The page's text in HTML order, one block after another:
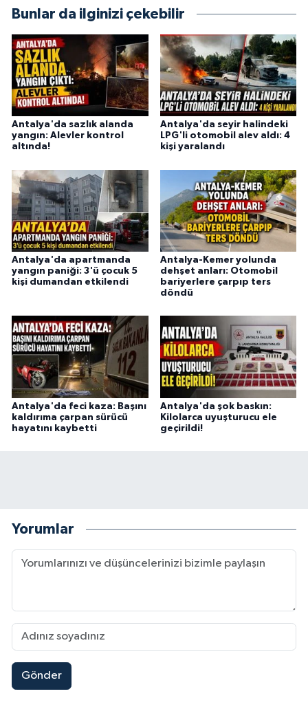
Bunlar da ilginizi çekebilir
Antalya'da sazlık alanda
yangın: Alevler kontrol
altında!
Antalya'da seyir halindeki
LPG'li otomobil alev aldı: 4
kişi yaralandı
Antalya'da apartmanda
yangın paniği: 3'ü çocuk 5
kişi dumandan etkilendi
Antalya-Kemer yolunda
dehşet anları: Otomobil
bariyerlere çarpıp ters
döndü
Antalya'da feci kaza: Başını
kaldırıma çarpan sürücü
hayatını kaybetti
Antalya'da şok baskın:
Kilolarca uyuşturucu ele
geçirildi!
Yorumlar
Gönder